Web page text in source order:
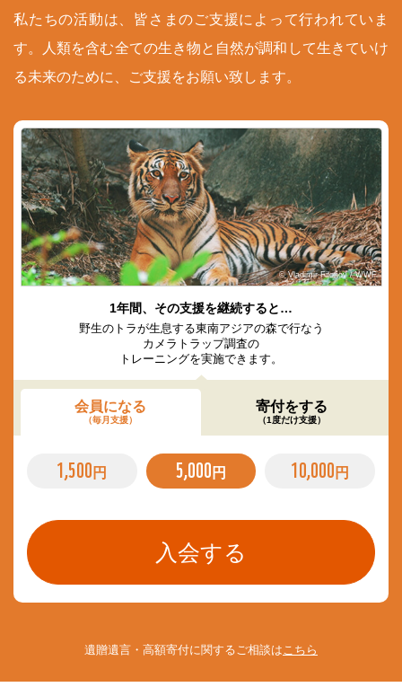
私たちの活動は、皆さまのご支援によって行われていま
す。人類を含む全ての生き物と自然が調和して生きていけ
る未来のために、ご支援をお願い致します。
© Vladimir Filonov / WWF
1年間、その支援を継続すると…
野生のトラが生息する東南アジアの森で行なう
カメラトラップ調査の
トレーニングを実施できます。
会員になる
（毎月支援）
寄付をする
（1度だけ支援）
1,500 円 5,000 円 10,000 円
遺贈遺言・高額寄付に関するご相談は こちら